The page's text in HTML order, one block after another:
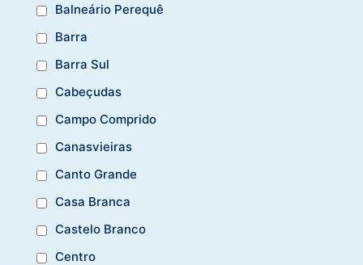
Balneário Perequê
Barra
Barra Sul
Cabeçudas
Campo Comprido
Canasvieiras
Canto Grande
Casa Branca
Castelo Branco
Centro